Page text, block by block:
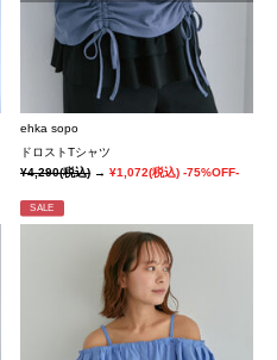
ehka sopo
ドロストTシャツ
¥4,290(税込)→¥1,072(税込) -75%OFF-
SALE